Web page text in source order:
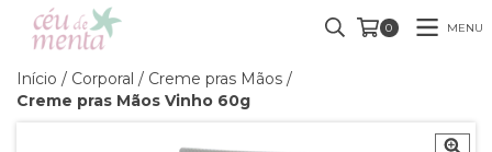
0 MENU
Início / Corporal / Creme pras Mãos /
Creme pras Mãos Vinho 60g